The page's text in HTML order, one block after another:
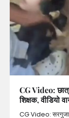
CG Video:
शिक्षक, वीडियो
CG Video: सरगुजा